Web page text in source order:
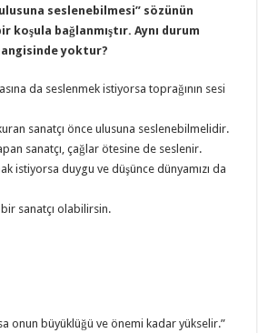
seslenebilmesi” sözünün
koşula bağlanmıştır. Aynı durum
yoktur?
da seslenmek istiyorsa toprağının sesi
sanatçı önce ulusuna seslenebilmelidir.
sanatçı, çağlar ötesine de seslenir.
istiyorsa duygu ve düşünce dünyamızı da
sanatçı olabilirsin.
onun büyüklüğü ve önemi kadar yükselir.”